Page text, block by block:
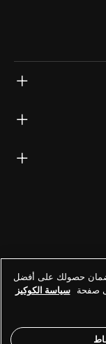
لضمان حصولك على أفضل
صفحة سياسة الكوكيز